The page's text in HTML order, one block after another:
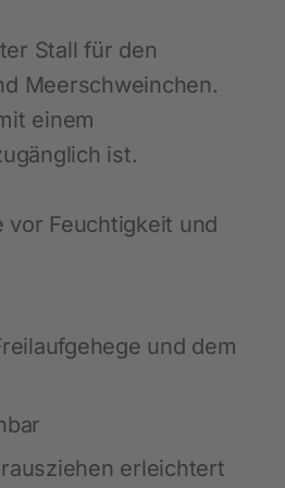
Öle
und Garten
Stall für den
Meerschweinchen.
einem
ist.
Feuchtigkeit und
und dem
erleichtert